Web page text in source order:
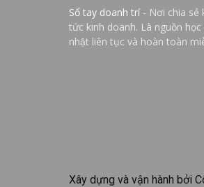
Sổ tay doanh trí - Nơi chia sẻ
tức kinh doanh. Là nguồn
nhật liên tục và hoàn toàn
Xây dựng và vận hành bởi